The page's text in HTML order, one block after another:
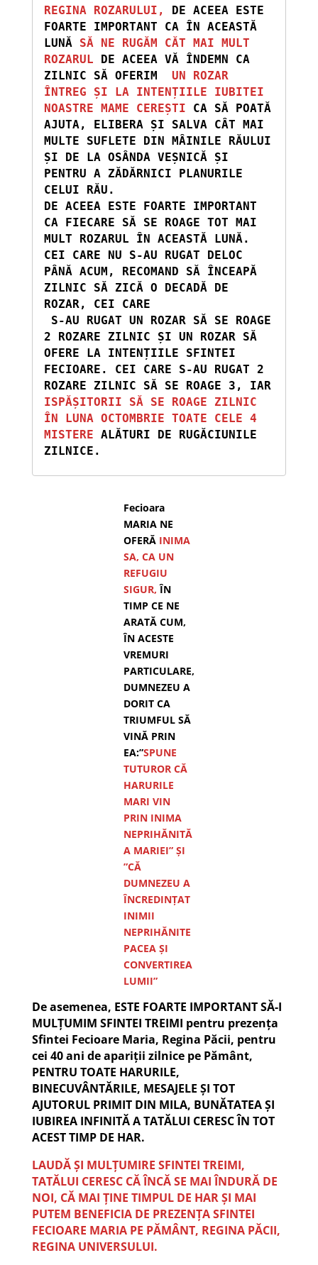
REGINA ROZARULUI,
DE ACEEA ESTE
FOARTE IMPORTANT CA ÎN ACEASTĂ
LUNĂ SĂ NE RUGĂM CĂT MAI MULT
ROZARUL DE ACEEA VĂ ÎNDEMN CA
ZILNIC SĂ OFERIM
UN ROZAR
ÎNTREG ȘI LA INTENȚIILE IUBITEI
NOASTRE MAME CEREȘTI CA SĂ POATĂ
AJUTA, ELIBERA ȘI SALVA CÂT MAI
MULTE SUFLETE DIN MÂINILE RĂULUI
ȘI DE LA OSÂNDA VEȘNICĂ ȘI
PENTRU A ZĂDĂRNICI PLANURILE
CELUI RĂU.
DE ACEEA ESTE FOARTE IMPORTANT
CA FIECARE SĂ SE ROAGE TOT MAI
MULT ROZARUL ÎN ACEASTĂ LUNĂ.
CEI CARE NU S-AU RUGAT DELOC
PÂNĂ ACUM, RECOMAND SĂ ÎNCEAPĂ
ZILNIC SĂ ZICĂ O DECADĂ DE
ROZAR, CEI CARE
2 ROZARE ZILNIC ȘI UN ROZAR SĂ
OFERE LA INTENȚIILE SFINTEI
FECIOARE. CEI CARE S-AU RUGAT 2
ROZARE ZILNIC SĂ SE ROAGE 3, IAR
ISPĂȘITORII SĂ SE ROAGE ZILNIC
ÎN LUNA OCTOMBRIE TOATE CELE 4
MISTERE ALĂTURI DE RUGĂCIUNILE
ZILNICE.
Fecioara
MARIA NE
OFERĂINIMA
SA, CA UN
REFUGIU
SIGUR, ÎN
TIMP CE NE
ARATĂ CUM,
ÎN ACESTE
VREMURI
PARTICULARE,
DUMNEZEU A
DORIT CA
TRIUMFUL SĂ
VINĂ PRIN
EA:”SPUNE
TUTUROR CĂ
HARURILE
MARI VIN
PRIN INIMA
NEPRIHĂNITĂ
A MARIEI” ȘI
”CĂ
DUMNEZEU A
ÎNCREDINȚAT
INIMII
NEPRIHĂNITE
PACEA ȘI
CONVERTIREA
LUMII”
De asemenea, ESTE FOARTE IMPORTANT SĂ-I
MULȚUMIM SFINTEI TREIMI pentru prezența
Sfintei Fecioare Maria, Regina Păcii, pentru
cei 40 ani de apariții zilnice pe Pământ,
PENTRU TOATE HARURILE,
BINECUVÂNTĂRILE, MESAJELE ȘI TOT
AJUTORUL PRIMIT DIN MILA, BUNĂTATEA ȘI
IUBIREA INFINITĂ A TATĂLUI CERESC ÎN TOT
ACEST TIMP DE HAR.
LAUDĂ ȘI MULȚUMIRE SFINTEI TREIMI,
TATĂLUI CERESC CĂ ÎNCĂ SE MAI ÎNDURĂ DE
NOI, CĂ MAI ȚINE TIMPUL DE HAR ȘI MAI
PUTEM BENEFICIA DE PREZENȚA SFINTEI
FECIOARE MARIA PE PĂMÂNT, REGINA PĂCII,
REGINA UNIVERSULUI.